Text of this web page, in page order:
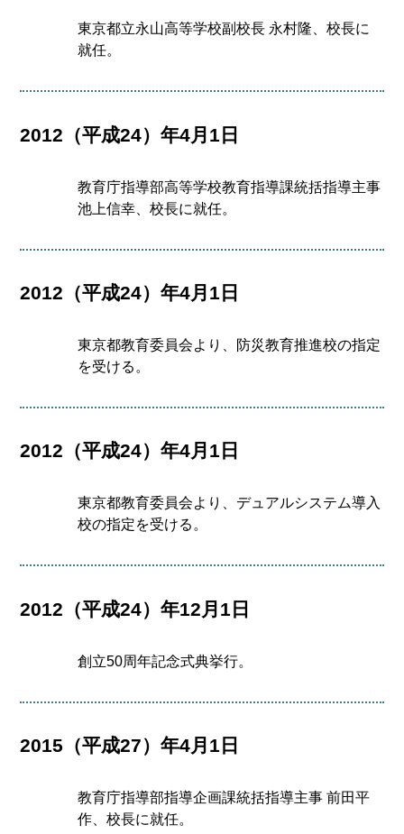
東京都立永山高等学校副校長 永村隆、校長に
就任。
2012（平成24）年4月1日
教育庁指導部高等学校教育指導課統括指導主事
池上信幸、校長に就任。
2012（平成24）年4月1日
東京都教育委員会より、防災教育推進校の指定
を受ける。
2012（平成24）年4月1日
東京都教育委員会より、デュアルシステム導入
校の指定を受ける。
2012（平成24）年12月1日
創立50周年記念式典挙行。
2015（平成27）年4月1日
教育庁指導部指導企画課統括指導主事 前田平
作、校長に就任。